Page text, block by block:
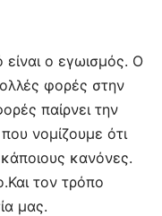
είναι ο εγωισμός. Ο
φορές στην
παίρνει την
νομίζουμε ότι
κανόνες.
τον τρόπο
μας.